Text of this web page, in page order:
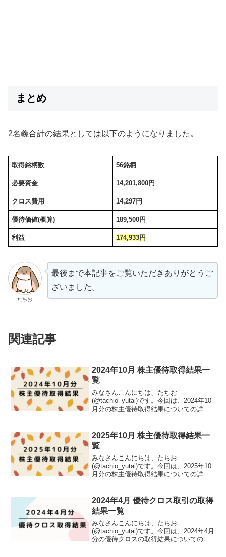
まとめ
2名義合計の結果としては以下のようになりました。
取得銘柄数 56銘柄
必要資金 14,201,800円
クロス費用 14,297円
優待価値(概算) 189,500円
利益 174,933円
たちお
最後まで本記事をご覧いただきありがとうご
ざいました。
関連記事
2024年10月 株主優待取得結果一
覧
みなさんこんにちは、たちお
(@tachio_yutai)です。今回は、2024年10
月分の株主優待取得結果についての詳細
細については以下の表にまとめました。
取得銘柄数...
2025年10月 株主優待取得結果一
覧
みなさんこんにちは、たちお
(@tachio_yutai)です。今回は、2025年10
月分の株主優待取得結果についての詳細
細については以下の表にまとめました。
取得銘柄数...
2024年4月 優待クロス取引の取得
結果一覧
みなさんこんにちは、たちお
(@tachio_yutai)です。今回は、2024年4月
分の優待クロスの取得結果についての詳